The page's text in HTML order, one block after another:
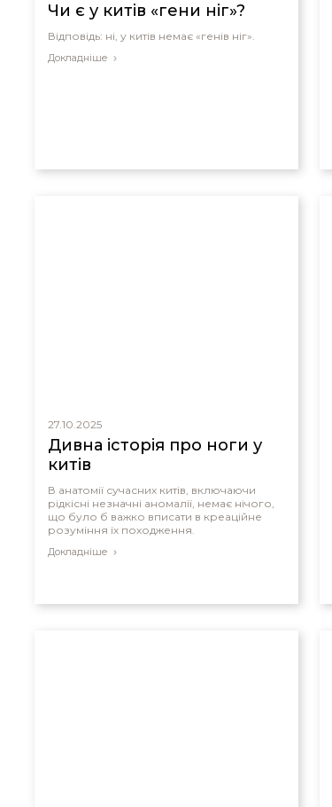
Чи є у китів «гени ніг»?
Відповідь: ні, у китів немає «генів ніг».
Докладніше
27.10.2025
Дивна історія про ноги у
китів
В анатомії сучасних китів, включаючи
рідкісні незначні аномалії, немає нічого,
що було б важко вписати в креаційне
розуміння їх походження.
Докладніше